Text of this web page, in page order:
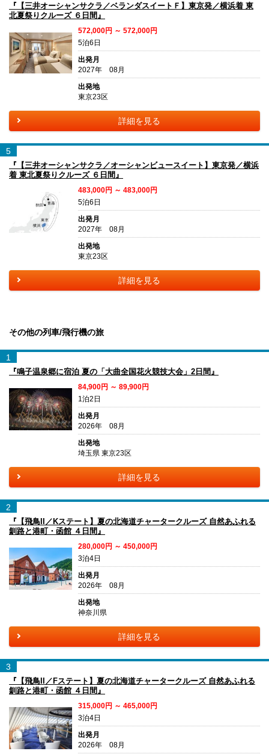
『【三井オーシャンサクラ／ベランダスイートＦ】東京発／横浜着 東
北夏祭りクルーズ ６日間』
572,000円 ～ 572,000円
5泊6日
出発月
2027年 08月
出発地
東京23区
詳細を見る
5
『【三井オーシャンサクラ／オーシャンビュースイート】東京発／横浜
着 東北夏祭りクルーズ ６日間』
483,000円 ～ 483,000円
5泊6日
出発月
2027年 08月
出発地
東京23区
詳細を見る
その他の列車/飛行機の旅
1
『鳴子温泉郷に宿泊 夏の「大曲全国花火競技大会」2日間』
84,900円 ～ 89,900円
1泊2日
出発月
2026年 08月
出発地
埼玉県 東京23区
詳細を見る
2
『【飛鳥II／Kステート】夏の北海道チャータークルーズ 自然あふれる
釧路と港町・函館 ４日間』
280,000円 ～ 450,000円
3泊4日
出発月
2026年 08月
出発地
神奈川県
詳細を見る
3
『【飛鳥II／Fステート】夏の北海道チャータークルーズ 自然あふれる
釧路と港町・函館 ４日間』
315,000円 ～ 465,000円
3泊4日
出発月
2026年 08月